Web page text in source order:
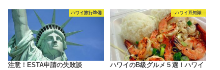
ハワイ旅行準備
注意！ESTA申請の失敗談
ハワイ豆知識
ハワイのB級グルメ５選！ハワイ